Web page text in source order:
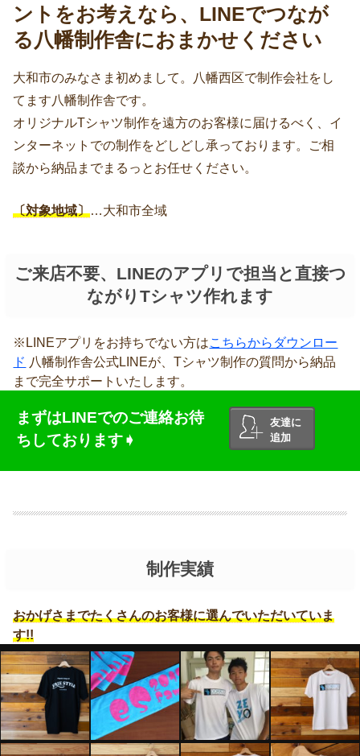
ントをお考えなら、LINEでつなが
る八幡制作舎におまかせください
大和市のみなさま初めまして。八幡西区で制作会社をし
てます八幡制作舎です。
オリジナルTシャツ制作を遠方のお客様に届けるべく、イ
ンターネットでの制作をどしどし承っております。ご相
談から納品までまるっとお任せください。
〔対象地域〕 …大和市全域
ご来店不要、LINEのアプリで担当と直接つ
ながりTシャツ作れます
※LINEアプリをお持ちでない方はこちらからダウンロー
ド 八幡制作舎公式LINEが、Tシャツ制作の質問から納品
まで完全サポートいたします。
まずはLINEでのご連絡お待
ちしております➧
友達に
追加
制作実績
おかげさまでたくさんのお客様に選んでいただいていま
す!!